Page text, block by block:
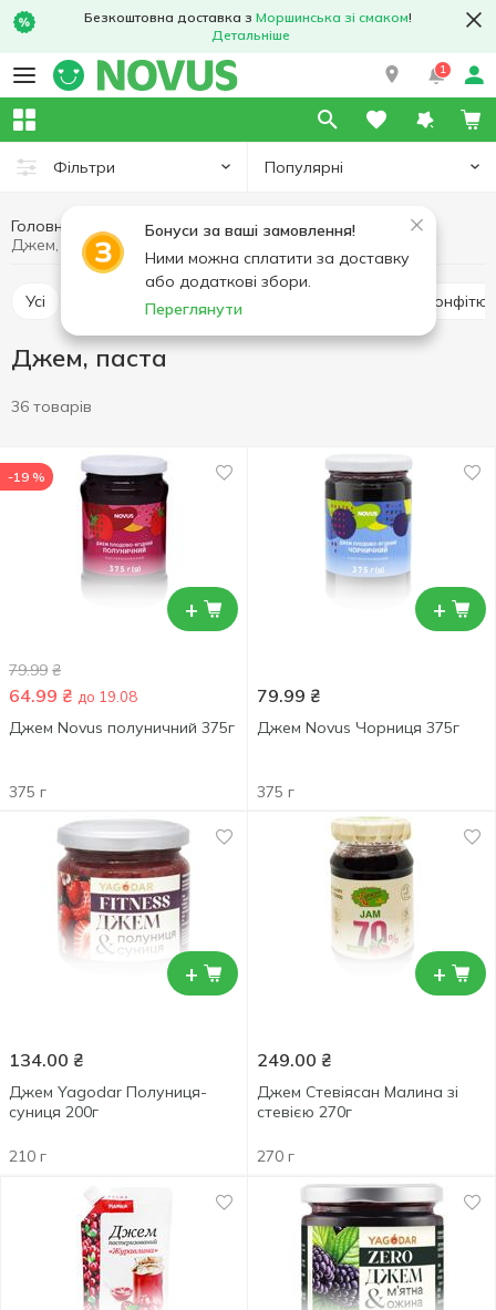
Безкоштовна доставка з Моршинська зі смаком!
Детальніше
1
Фільтри Популярні
Бонуси за ваші замовлення!
Ними можна сплатити за доставку
або додаткові збори.
Переглянути
Головна Консерви
Джем, паста
Усі Джем, паста
Джем, паста
36 товарів
+
-19 %
79.99 ₴
64.99 ₴ до 19.08
Джем Novus полуничний 375г
375 г
+
79.99 ₴
Джем Novus Чорниця 375г
375 г
+
134.00 ₴
Джем Yagodar Полуниця-
суниця 200г
210 г
+
249.00 ₴
Джем Стевіясан Малина зі
стевією 270г
270 г